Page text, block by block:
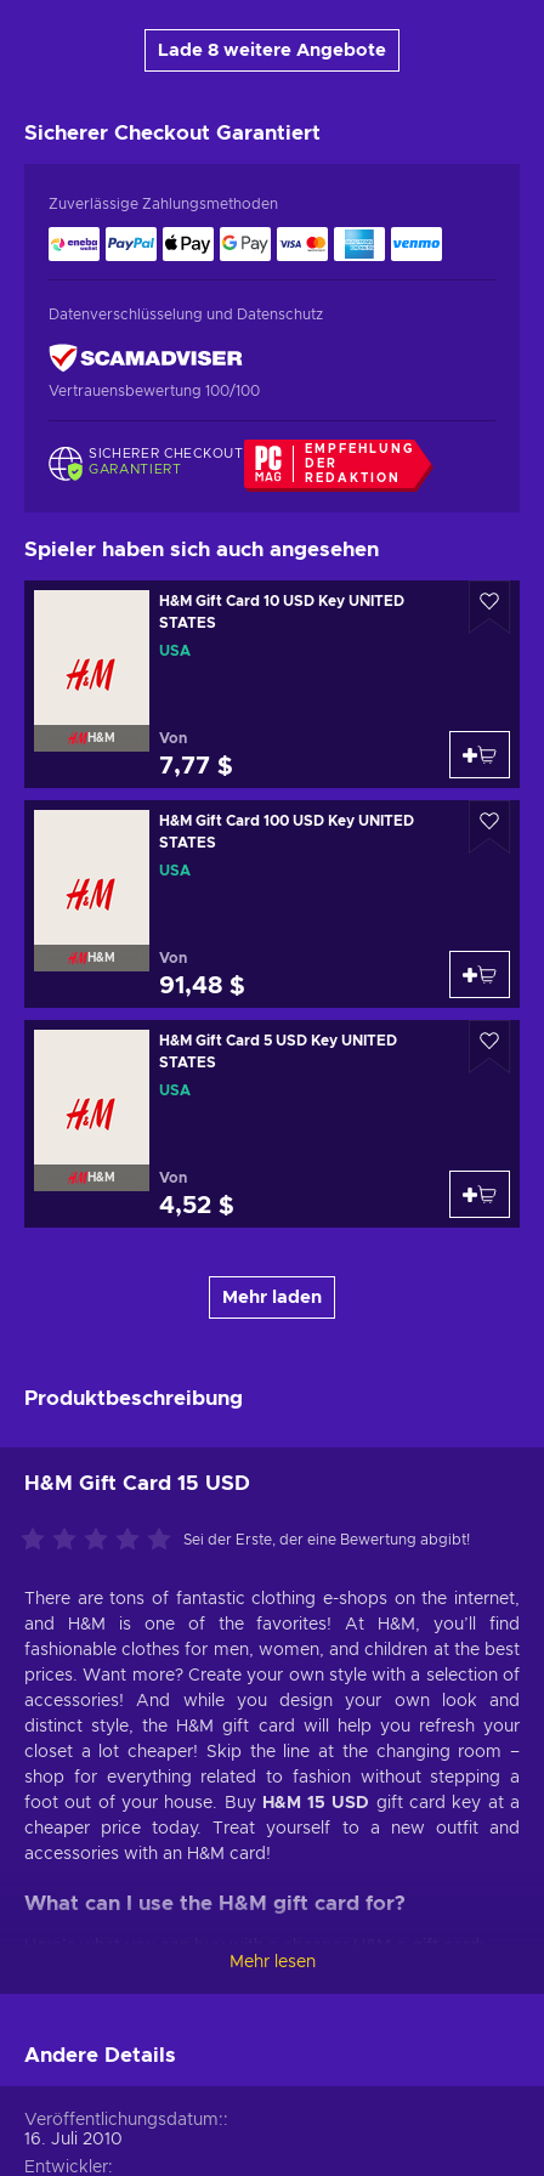
Lade 8 weitere Angebote
Sicherer Checkout Garantiert
Zuverlässige Zahlungsmethoden
Datenverschlüsselung und Datenschutz
Vertrauensbewertung 100/100
SICHERER CHECKOUT
GARANTIERT
EMPFEHLUNG
DER
REDAKTION
Spieler haben sich auch angesehen
H&M
H&M Gift Card 10 USD Key UNITED
STATES
USA
Von
7,77 $
H&M
H&M Gift Card 100 USD Key UNITED
STATES
USA
Von
91,48 $
H&M
H&M Gift Card 5 USD Key UNITED
STATES
USA
Von
4,52 $
Mehr laden
Produktbeschreibung
H&M Gift Card 15 USD
Sei der Erste, der eine Bewertung abgibt!
There are tons of fantastic clothing e-shops on the internet,
and H&M is one of the favorites! At H&M, you’ll find
fashionable clothes for men, women, and children at the best
prices. Want more? Create your own style with a selection of
accessories! And while you design your own look and
distinct style, the H&M gift card will help you refresh your
closet a lot cheaper! Skip the line at the changing room –
shop for everything related to fashion without stepping a
foot out of your house. Buy H&M 15 USD gift card key at a
cheaper price today. Treat yourself to a new outfit and
accessories with an H&M card!
What can I use the H&M gift card for?
Women's and men’s fashion.Shop for the trendiest
and style!
Toys.H&M offers a selection of cute plushie toys;
Beauty products.
Mehr lesen
Andere Details
Veröffentlichungsdatum:
16. Juli 2010
Entwickler